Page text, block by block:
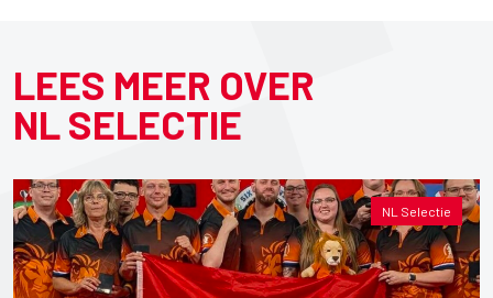
LEES MEER OVER
NL SELECTIE
NL Selectie